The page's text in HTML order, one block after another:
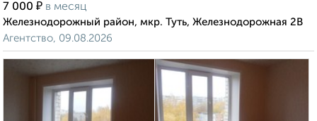
7 000 ₽ в месяц
Железнодорожный район, мкр. Туть, Железнодорожная 2В
Агентство, 09.08.2026